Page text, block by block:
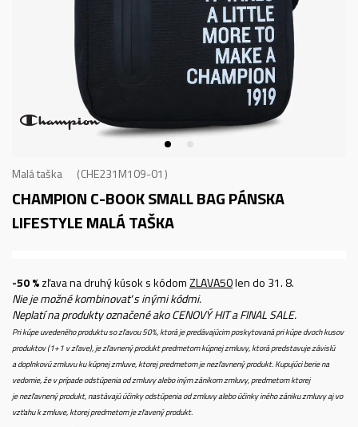
Malá taška CHE231M109-01
CHAMPION C-BOOK SMALL BAGPÁNSKA
LIFESTYLE MALÁ TAŠKA
-50 %zľava na druhý kúsok s kódomZLAVA50len do 31. 8.
Nie je možné kombinovať s inými kódmi.
Neplatí na produkty označené ako CENOVÝ HIT a FINAL SALE.
Pri kúpe uvedeného produktu so zľavou 50%, ktorá je predávajúcim poskytovaná pri kúpe dvoch kusov
produktov (1+1 v zľave), je zľavnený produkt predmetom kúpnej zmluvy, ktorá predstavuje závislú
a doplnkovú zmluvu ku kúpnej zmluve, ktorej predmetom je nezľavnený produkt. Kupujúci berie na
vedomie, že v prípade odstúpenia od zmluvy alebo iným zánikom zmluvy, predmetom ktorej
je nezľavnený produkt, nastávajú účinky odstúpenia od zmluvy alebo účinky iného zániku zmluvy aj vo
vzťahu k zmluve, ktorej predmetom je zľavený produkt.